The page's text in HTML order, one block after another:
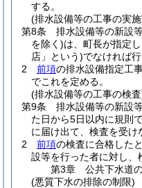
する。
(排水設備等の工事の実
第8条
排水設備等の新設
を除く)は、町長が指定
店」という)でなければ
2
前項の排水設備指定工
でこれを定める。
(排水設備等の工事の検
第9条
排水設備等の新設
た日から5日以内に規則
に届け出て、検査を受け
2
前項の検査に合格した
設等を行った者に対し、
第3章
公共下水道
(悪質下水の排除の制限)